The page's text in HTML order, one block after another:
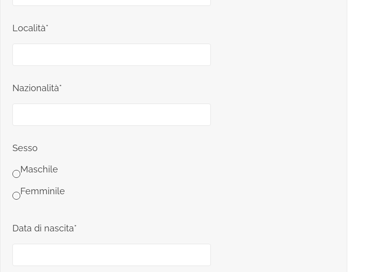
Località*
Nazionalità*
Sesso
Maschile
Femminile
Data di nascita*